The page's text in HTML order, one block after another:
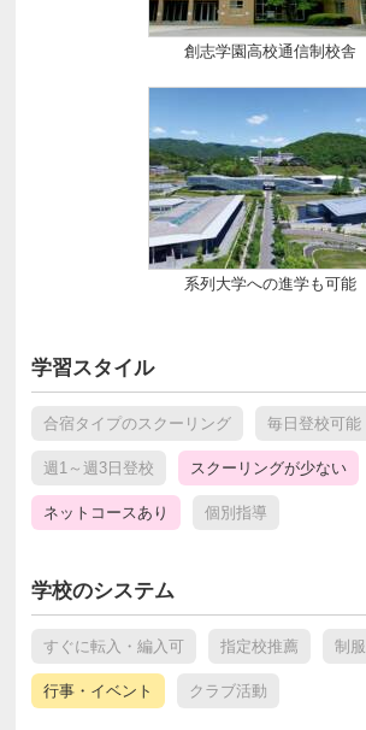
創志学園高校通信制校舎
系列大学への進学も可能
学習スタイル
合宿タイプのスクーリング 毎日登校可能
週1～週3日登校 スクーリングが少ない
ネットコースあり 個別指導
学校のシステム
すぐに転入・編入可 指定校推薦 制服
行事・イベント クラブ活動